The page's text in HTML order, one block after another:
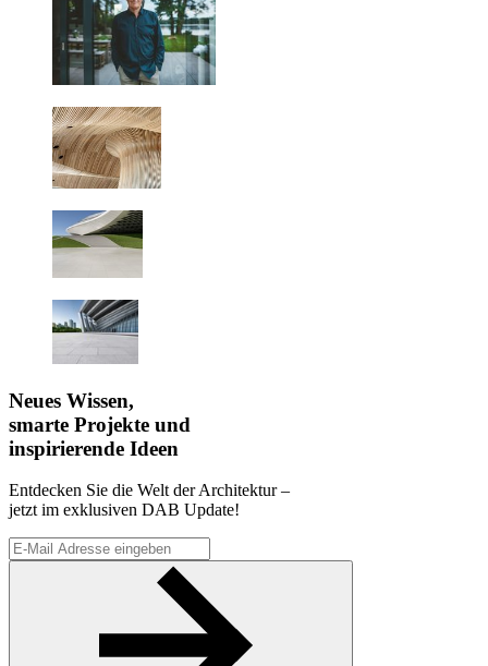
Neues Wissen,
smarte Projekte und
inspirierende Ideen
Entdecken Sie die Welt der Architektur –
jetzt im exklusiven DAB Update!